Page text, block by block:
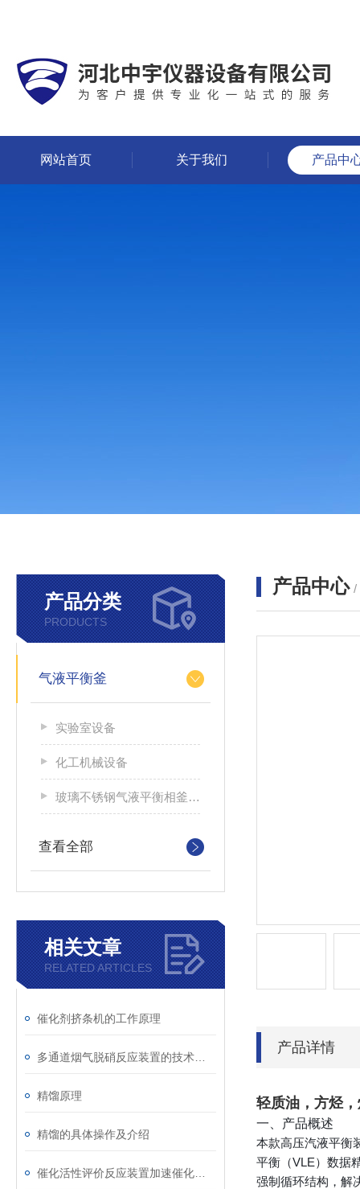
网站首页 关于我们 产品中
产品分类
PRODUCTS
气液平衡釜
实验室设备
化工机械设备
玻璃不锈钢气液平衡相釜装置
查看全部
相关文章
RELATED ARTICLES
催化剂挤条机的工作原理
精馏原理
精馏的具体操作及介绍
产品中心 /
产品详情
轻质油，方烃
一、产品概述
本款高压汽液平衡
平衡（VLE）数据
强制循环结构，解